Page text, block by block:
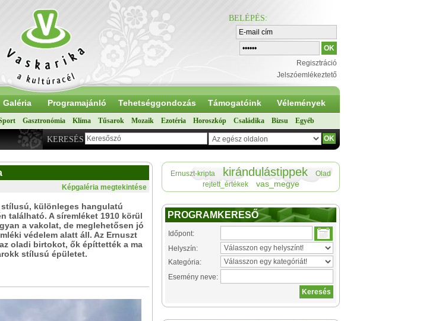
BELÉPÉS:
Regisztráció
Jelszóemlékeztető
Galéria Programajánló Tehetséggondozás Támogatóink Vélemények
Gasztronómia Klíma Tűsarok Mozaik Ezotéria Horoszkóp Családika Bizsu Egyéb
KERESÉS
Képgaléria megtekintése
különleges hangulatú
található. A síremléket 1910 körül
a vakolat, de meglehetősen jó
védelem alatt áll. Az Ernuszt
oladi birtokot, ők építtették a ma
stílusú épületet.
Ernuszt-kripta kirándulástippek
Olad
rejtett_értékek
vas_megye
PROGRAMKERESŐ
Időpont:
Helyszín:
Kategória:
Esemény neve: